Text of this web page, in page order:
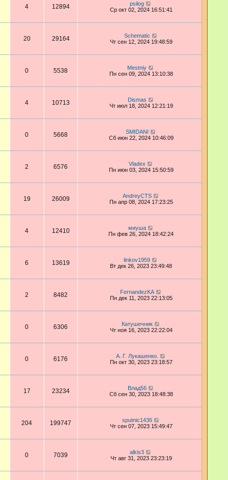
4 12894
psilog
Ср окт 02, 2024 16:51:41
20 29164
Schematic
Чт сен 12, 2024 19:48:59
0 5538
Mestniy
Пн сен 09, 2024 13:10:38
4 10713
Dismas
Чт июл 18, 2024 12:21:19
0 5668
SMIDANI
Сб июн 22, 2024 10:46:09
2 6576
Vladex
Пн июн 03, 2024 15:50:59
19 26009
AndreyCTS
Пн апр 08, 2024 17:23:25
4 12410
миуша
Пн фев 26, 2024 18:42:24
6 13619
linkov1959
Вт дек 26, 2023 23:49:48
2 8482
FernandezKA
Пн дек 11, 2023 22:13:05
0 6306
Катушечник
Чт ноя 16, 2023 22:22:04
0 6176
А. Г. Лукашенко.
Пн окт 30, 2023 23:18:57
17 23234
Влад56
Сб сен 30, 2023 18:48:38
204 199747
sputnic1436
Чт сен 07, 2023 15:49:47
0 7039
alkis3
Чт авг 31, 2023 23:23:19